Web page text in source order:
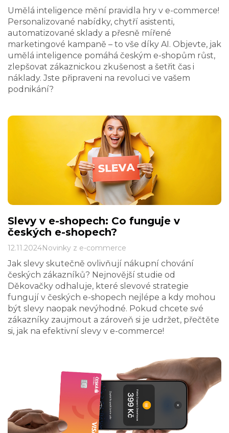
Umělá inteligence mění pravidla hry v e-commerce!
Personalizované nabídky, chytří asistenti,
automatizované sklady a přesně mířené
marketingové kampaně – to vše díky AI. Objevte, jak
umělá inteligence pomáhá českým e-shopům růst,
zlepšovat zákaznickou zkušenost a šetřit čas i
náklady. Jste připraveni na revoluci ve vašem
podnikání?
Slevy v e-shopech: Co funguje v
českých e-shopech?
12.11.2024Novinky z e-commerce
Jak slevy skutečně ovlivňují nákupní chování
českých zákazníků? Nejnovější studie od
Děkovačky odhaluje, které slevové strategie
fungují v českých e-shopech nejlépe a kdy mohou
být slevy naopak nevýhodné. Pokud chcete své
zákazníky zaujmout a zároveň si je udržet, přečtěte
si, jak na efektivní slevy v e-commerce!